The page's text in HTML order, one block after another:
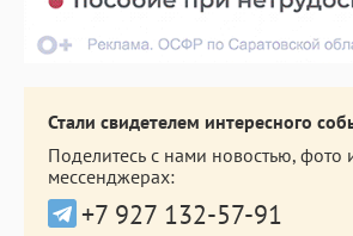
Стали свидетелем интересного
Поделитесь с нами новостью, фото
мессенджерах:
+7 927 132-57-91